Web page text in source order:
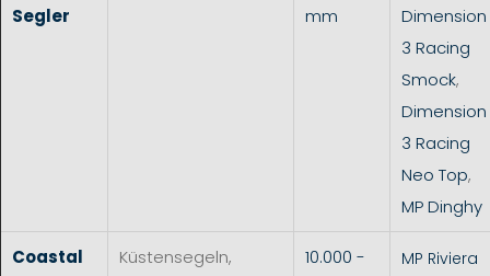
Segler mm
Dimension
3 Racing
Smock,
Dimension
3 Racing
Neo Top,
MP Dinghy
Coastal
Küstensegeln,
10.000 -
MP Riviera